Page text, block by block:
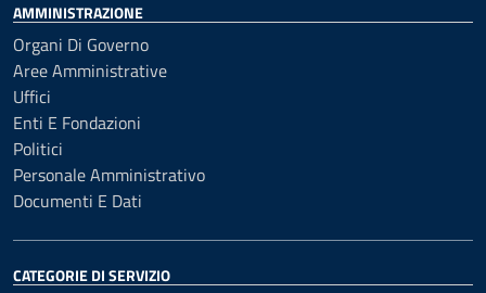
AMMINISTRAZIONE
Organi Di Governo
Aree Amministrative
Uffici
Enti E Fondazioni
Politici
Personale Amministrativo
Documenti E Dati
CATEGORIE DI SERVIZIO